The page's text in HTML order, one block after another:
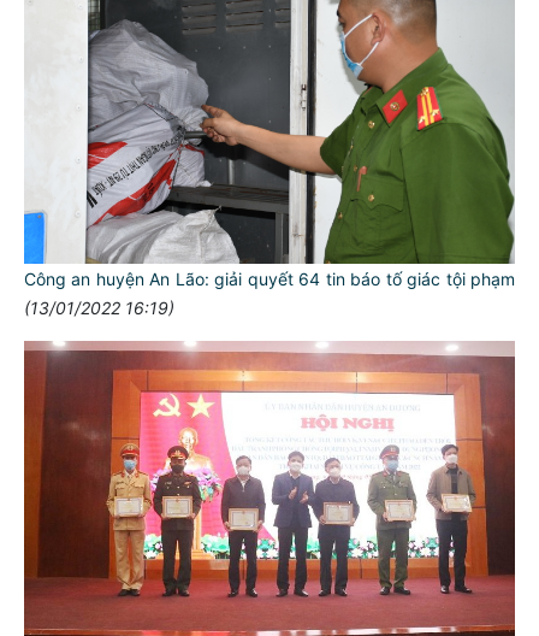
Công an huyện An Lão: giải quyết 64 tin báo tố giác tội phạm
(13/01/2022 16:19)